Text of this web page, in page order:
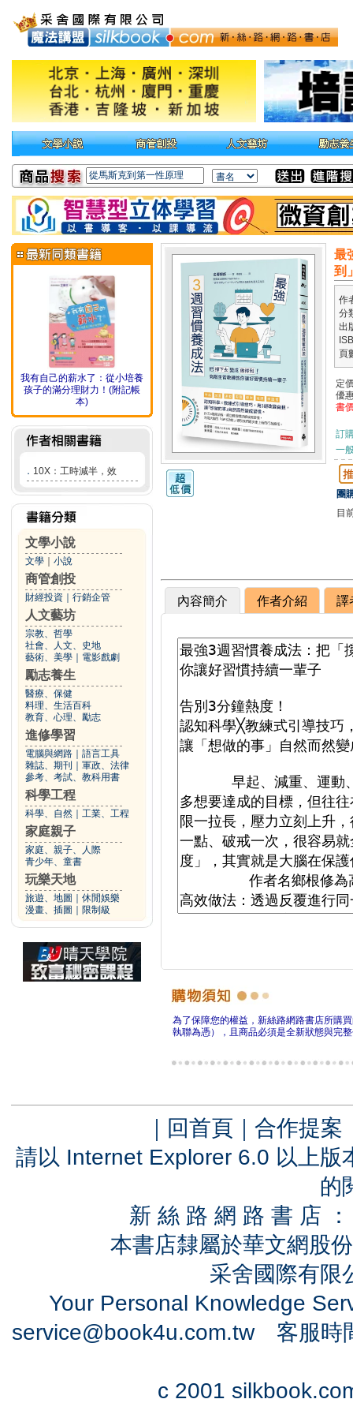
我有自己的薪水了：從小培養
孩子的滿分理財力！(附記帳
本)
． 10X：工時減半，效
文學小說
文學 小說
商管創投
財經投資 行銷企管
人文藝坊
宗教、哲學
社會、人文、史地
藝術、美學
電影戲劇
勵志養生
醫療、保健
料理、生活百科
教育、心理、勵志
進修學習
電腦與網路
語言工具
雜誌、期刊
軍政、法律
參考、考試、教科用書
科學工程
科學、自然 工業、工程
家庭親子
家庭、親子、人際
青少年、童書
玩樂天地
旅遊、地圖
休閒娛樂
漫畫、插圖
限制級
最
到
作
分
出
頁
定
優
書
訂
一
團
目
內容簡介 作者介紹 譯
為了保障您的權益，新絲路網路書店所購
執聯為憑），且商品必須是全新狀態與完
｜ 回首頁 ｜ 合作提案
請以 Internet Explorer 6.0 以上
的
新 絲 路 網 路 書 店
本書店隸屬於華文網股
采舍國際有
Your Personal Knowledge
service@book4u.com.tw客服時
c 2001